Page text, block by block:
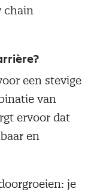
chain
een stevige
van
ervoor dat
en
je